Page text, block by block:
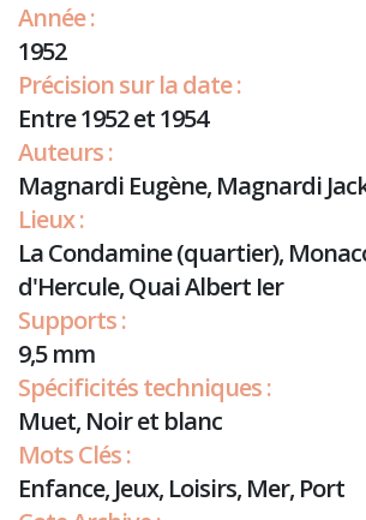
Année :
1952
Précision sur la date :
Entre 1952 et 1954
Auteurs :
Magnardi Eugène, Magnardi
Lieux :
La Condamine (quartier),
d'Hercule, Quai Albert Ier
Supports :
9,5 mm
Spécificités techniques :
Muet, Noir et blanc
Mots Clés :
Enfance, Jeux, Loisirs, Mer, Port